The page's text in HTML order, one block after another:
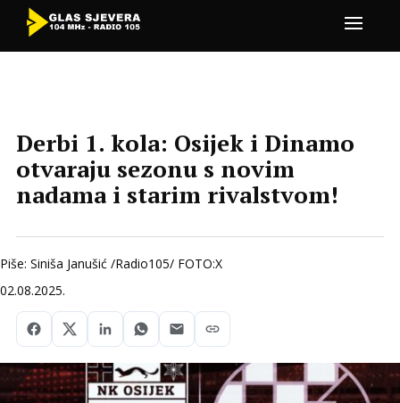
Derbi 1. kola: Osijek i Dinamo
otvaraju sezonu s novim
nadama i starim rivalstvom!
Piše: Siniša Janušić /Radio105/ FOTO:X
02.08.2025.